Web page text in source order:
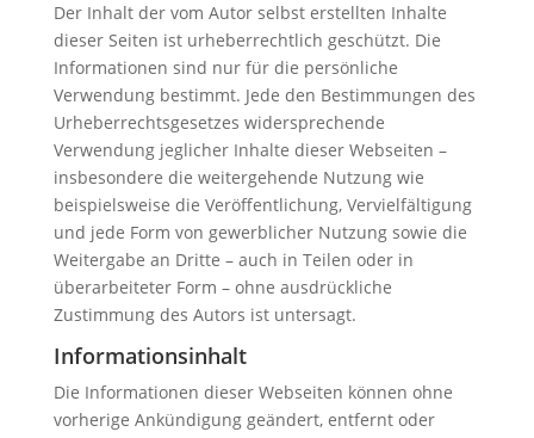
Der Inhalt der vom Autor selbst erstellten Inhalte
dieser Seiten ist urheberrechtlich geschützt. Die
Informationen sind nur für die persönliche
Verwendung bestimmt. Jede den Bestimmungen des
Urheberrechtsgesetzes widersprechende
Verwendung jeglicher Inhalte dieser Webseiten –
insbesondere die weitergehende Nutzung wie
beispielsweise die Veröffentlichung, Vervielfältigung
und jede Form von gewerblicher Nutzung sowie die
Weitergabe an Dritte – auch in Teilen oder in
überarbeiteter Form – ohne ausdrückliche
Zustimmung des Autors ist untersagt.
Informationsinhalt
Die Informationen dieser Webseiten können ohne
vorherige Ankündigung geändert, entfernt oder